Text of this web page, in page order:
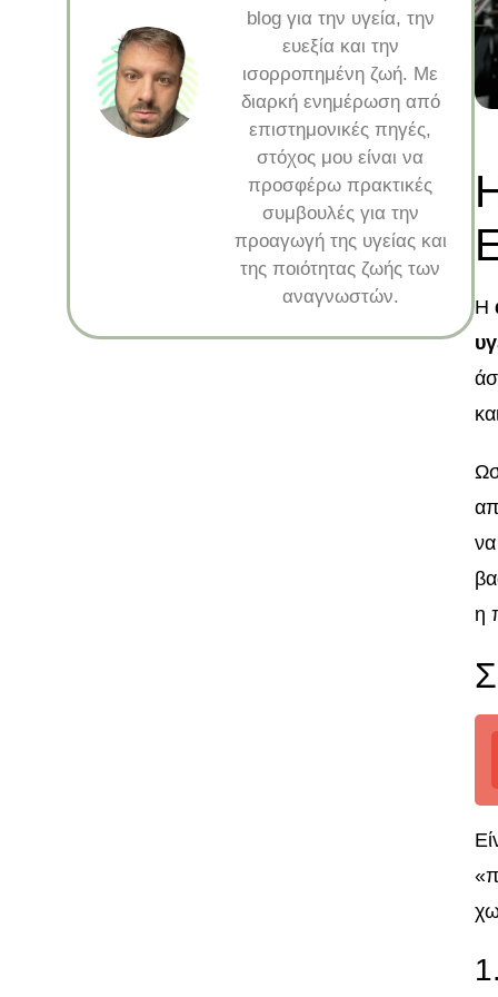
blog για την υγεία, την
ευεξία και την
ισορροπημένη ζωή. Με
διαρκή ενημέρωση από
επιστημονικές πηγές,
στόχος μου είναι να
προσφέρω πρακτικές
συμβουλές για την
προαγωγή της υγείας και
της ποιότητας ζωής των
αναγνωστών.
Η
η